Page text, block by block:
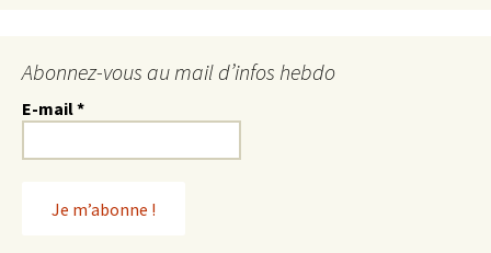
Abonnez-vous au mail d’infos hebdo
E-mail*